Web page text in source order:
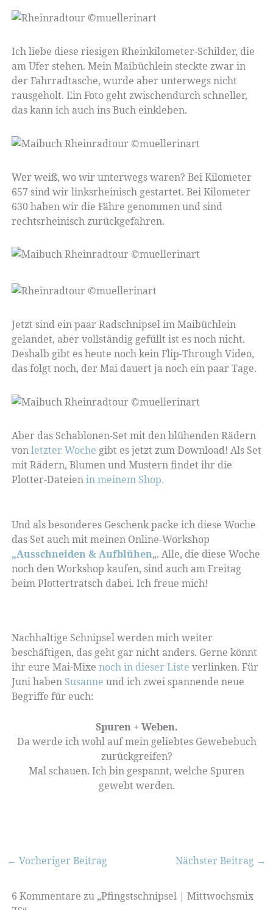
Ich liebe diese riesigen Rheinkilometer-Schilder, die
am Ufer stehen. Mein Maibüchlein steckte zwar in
der Fahrradtasche, wurde aber unterwegs nicht
rausgeholt. Ein Foto geht zwischendurch schneller,
das kann ich auch ins Buch einkleben.
Wer weiß, wo wir unterwegs waren? Bei Kilometer
657 sind wir linksrheinisch gestartet. Bei Kilometer
630 haben wir die Fähre genommen und sind
rechtsrheinisch zurückgefahren.
Jetzt sind ein paar Radschnipsel im Maibüchlein
gelandet, aber vollständig gefüllt ist es noch nicht.
Deshalb gibt es heute noch kein Flip-Through Video,
das folgt noch, der Mai dauert ja noch ein paar Tage.
Aber das Schablonen-Set mit den blühenden Rädern
vonletzter Woche gibt es jetzt zum Download! Als Set
mit Rädern, Blumen und Mustern findet ihr die
Plotter-Dateienin meinem Shop.
Und als besonderes Geschenk packe ich diese Woche
das Set auch mit meinen Online-Workshop
„Ausschneiden & Aufblühen„. Alle, die diese Woche
noch den Workshop kaufen, sind auch am Freitag
beim Plottertratsch dabei. Ich freue mich!
Nachhaltige Schnipsel werden mich weiter
beschäftigen, das geht gar nicht anders. Gerne könnt
ihr eure Mai-Mixe noch in dieser Liste verlinken. Für
Juni habenSusanne und ich zwei spannende neue
Begriffe für euch:
Spuren + Weben.
Da werde ich wohl auf mein geliebtes Gewebebuch
zurückgreifen?
Mal schauen. Ich bin gespannt, welche Spuren
gewebt werden.
← Vorheriger Beitrag Nächster Beitrag →
6 Kommentare zu „Pfingstschnipsel | Mittwochsmix